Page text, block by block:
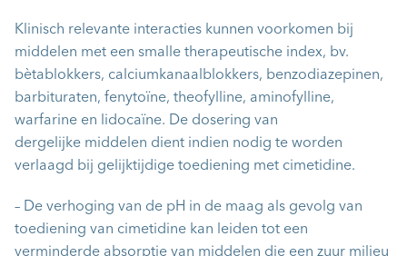
Klinisch relevante interacties kunnen voorkomen bij
middelen met een smalle therapeutische index, bv.
bètablokkers, calciumkanaalblokkers, benzodiazepinen,
barbituraten, fenytoïne, theofylline, aminofylline,
warfarine en lidocaïne. De dosering van
dergelijke middelen dient indien nodig te worden
verlaagd bij gelijktijdige toediening met cimetidine.
– De verhoging van de pH in de maag als gevolg van
toediening van cimetidine kan leiden tot een
verminderde absorptie van middelen die een zuur milieu